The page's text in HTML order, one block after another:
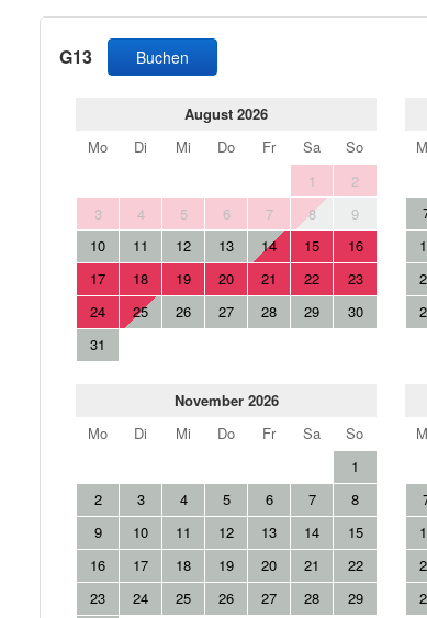
G13 Buchen
August 2026
Mo
Di Mi Do Fr Sa
So
1
2
3
4 5 6 7 8
9
10
11 12 13 14 15
16
17
18 19 20 21 22
23
24
25 26 27 28 29
30
31
November 2026
Mo
Di Mi Do Fr Sa
So
1
2
3 4 5 6 7
8
9
10 11 12 13 14
15
16
17 18 19 20 21
22
23
24 25 26 27 28
29